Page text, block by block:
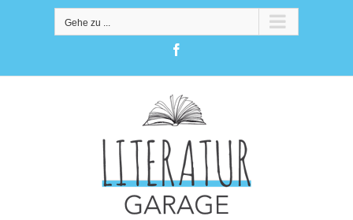
Gehe zu ...